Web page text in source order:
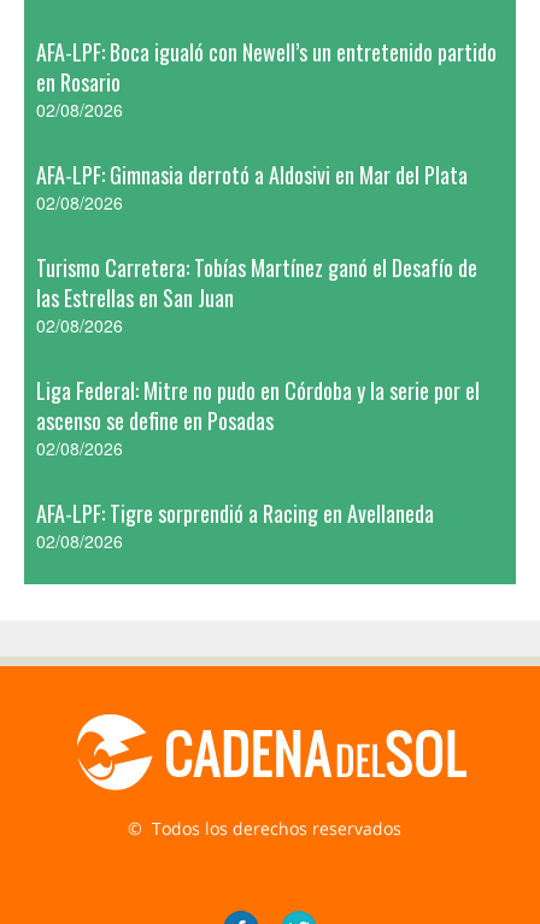
AFA-LPF: Boca igualó con Newell’s un entretenido partido
en Rosario
02/08/2026
AFA-LPF: Gimnasia derrotó a Aldosivi en Mar del Plata
02/08/2026
Turismo Carretera: Tobías Martínez ganó el Desafío de
las Estrellas en San Juan
02/08/2026
Liga Federal: Mitre no pudo en Córdoba y la serie por el
ascenso se define en Posadas
02/08/2026
AFA-LPF: Tigre sorprendió a Racing en Avellaneda
02/08/2026